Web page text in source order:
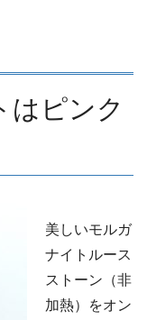
はピンク
美しいモルガ
ナイトルース
ストーン（非
加熱）をオン